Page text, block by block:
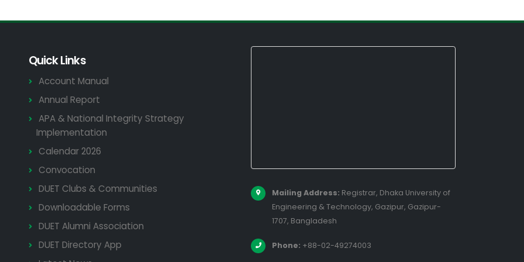
Quick Links
Account Manual
Annual Report
APA & National Integrity Strategy
Implementation
Calendar 2026
Convocation
DUET Clubs & Communities
Downloadable Forms
DUET Alumni Association
DUET Directory App
Mailing Address: Registrar, Dhaka University of
Engineering & Technology, Gazipur, Gazipur-
1707, Bangladesh
Phone: +88-02-49274003